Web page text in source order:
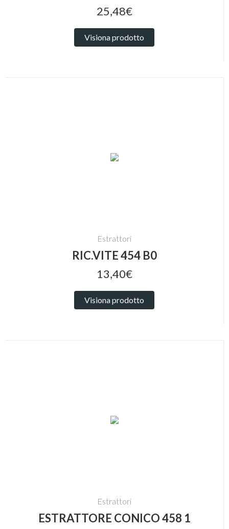
25,48€
Visiona prodotto
Estrattori
RIC.VITE 454 B0
13,40€
Visiona prodotto
Estrattori
ESTRATTORE CONICO 458 1